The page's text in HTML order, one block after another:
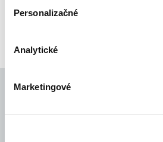
Personalizačné
Analytické
Marketingové